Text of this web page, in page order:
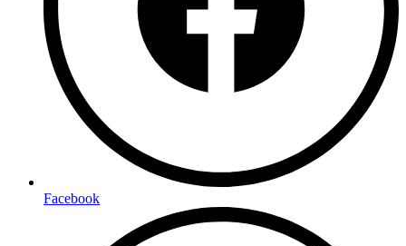
Facebook